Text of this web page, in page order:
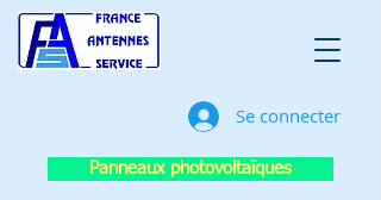
Se connecter
Panneaux photovoltaïques